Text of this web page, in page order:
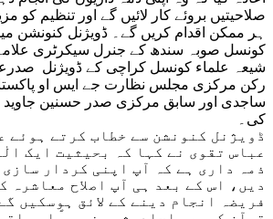
صلاحیتیں بروئے کار لائیں گے اور تنظیم کو
ہر ممکن اقدام کریں گے۔ ڈویژنل کنونشن
کونسل صوبہ سندھ کے جنرل سیکرٹری
شیعہ علماء کونسل کراچی کے ڈویژنل
رکن مرکزی مجلس نظارت جے ایس او
ساجدی اور سابق مرکزی صدر حسنین
کی۔
ڈویژنل کنونشن سے خطاب کرتے ہوئے
عباس تقوی نے کہا کہ بحیثیت ایک
ذمہ داری ہے کہ آپ اپنی کردار سازی
دیں، اس کے بعد ہی آپ اصلاح معاشرہ
فریضہ انجام دینے کے لائق ہوسکیں